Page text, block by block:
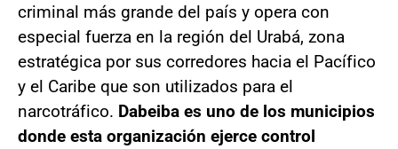
criminal más grande del país y opera con
especial fuerza en la región del Urabá, zona
estratégica por sus corredores hacia el Pacífico
y el Caribe que son utilizados para el
narcotráfico. Dabeiba es uno de los municipios
donde esta organización ejerce control